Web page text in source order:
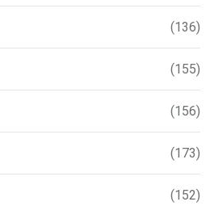
(136)
(155)
(156)
(173)
(152)